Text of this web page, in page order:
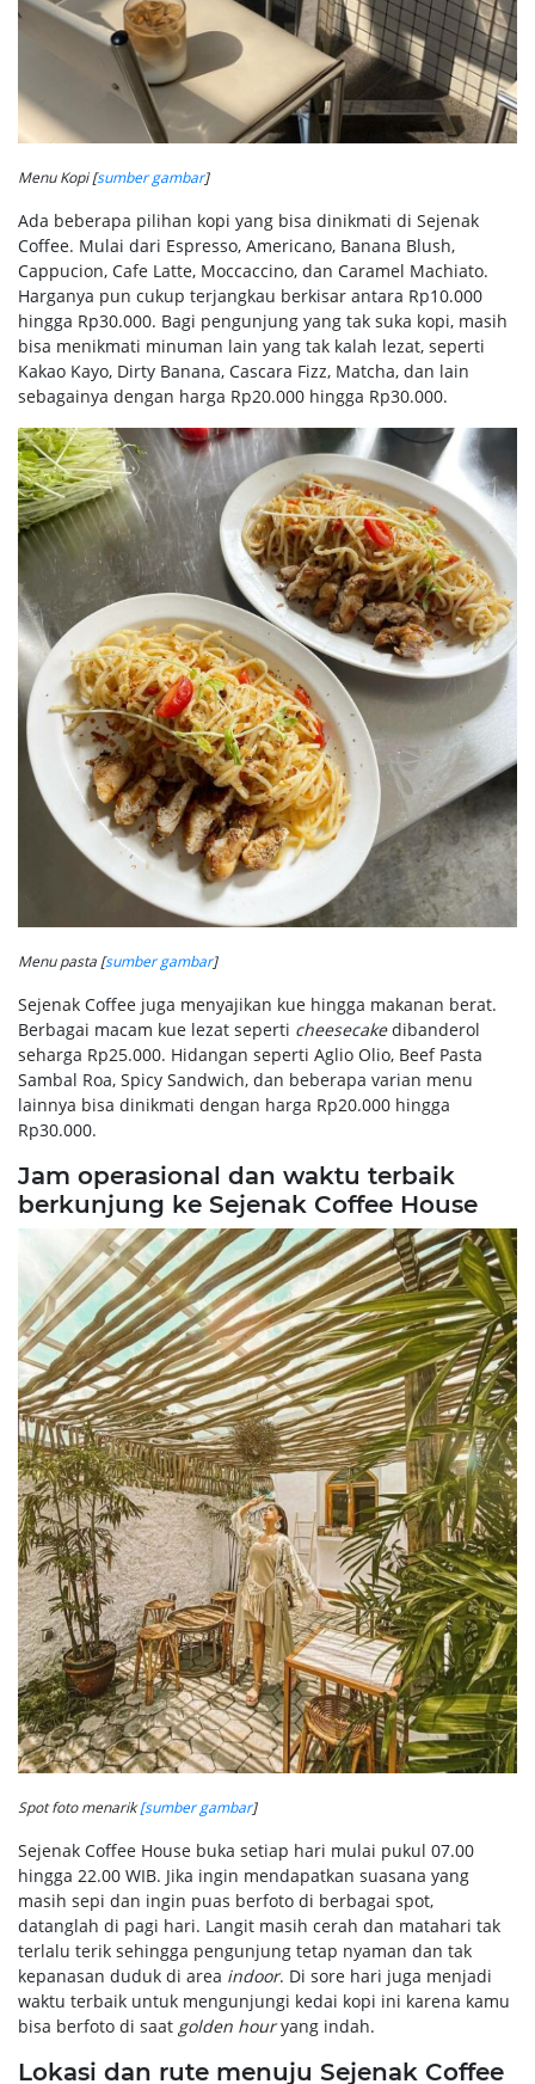
Menu Kopi [sumber gambar]
Ada beberapa pilihan kopi yang bisa dinikmati di Sejenak
Coffee. Mulai dari Espresso, Americano, Banana Blush,
Cappucion, Cafe Latte, Moccaccino, dan Caramel Machiato.
Harganya pun cukup terjangkau berkisar antara Rp10.000
hingga Rp30.000. Bagi pengunjung yang tak suka kopi, masih
bisa menikmati minuman lain yang tak kalah lezat, seperti
Kakao Kayo, Dirty Banana, Cascara Fizz, Matcha, dan lain
sebagainya dengan harga Rp20.000 hingga Rp30.000.
Menu pasta [sumber gambar]
Sejenak Coffee juga menyajikan kue hingga makanan berat.
Berbagai macam kue lezat seperti cheesecakedibanderol
seharga Rp25.000. Hidangan seperti Aglio Olio, Beef Pasta
Sambal Roa, Spicy Sandwich, dan beberapa varian menu
lainnya bisa dinikmati dengan harga Rp20.000 hingga
Rp30.000.
Jam operasional dan waktu terbaik
berkunjung ke Sejenak Coffee House
Spot foto menarik[sumber gambar]
Sejenak Coffee House buka setiap hari mulai pukul 07.00
hingga 22.00 WIB. Jika ingin mendapatkan suasana yang
masih sepi dan ingin puas berfoto di berbagai spot,
datanglah di pagi hari. Langit masih cerah dan matahari tak
terlalu terik sehingga pengunjung tetap nyaman dan tak
kepanasan duduk di area indoor. Di sore hari juga menjadi
waktu terbaik untuk mengunjungi kedai kopi ini karena kamu
bisa berfoto di saat golden houryang indah.
Lokasi dan rute menuju Sejenak Coffee